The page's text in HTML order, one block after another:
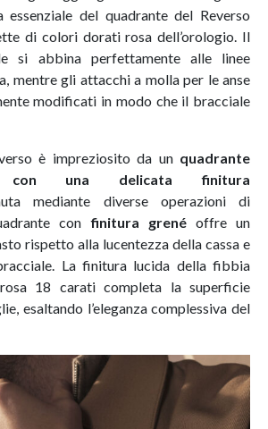
essenziale del quadrante del Reverso
di colori dorati rosa dell’orologio. Il
si abbina perfettamente alle linee
mentre gli attacchi a molla per le anse
modificati in modo che il bracciale
è impreziosito da un quadrante
una delicata finitura
mediante diverse operazioni di
confinitura grenéoffre un
rispetto alla lucentezza della cassa e
La finitura lucida della fibbia
18 carati completa la superficie
esaltando l’eleganza complessiva del